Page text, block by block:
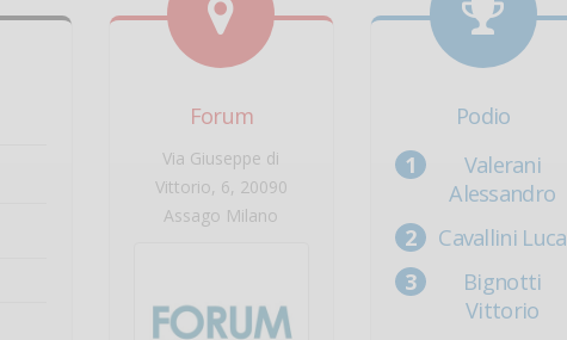
Forum
Via Giuseppe di
Vittorio, 6, 20090
Assago Milano
Podio
Valerani
Alessandro
Cavallini Luca
Bignotti
Vittorio